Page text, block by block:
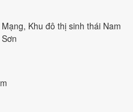
Khu đô thị sinh thái Nam